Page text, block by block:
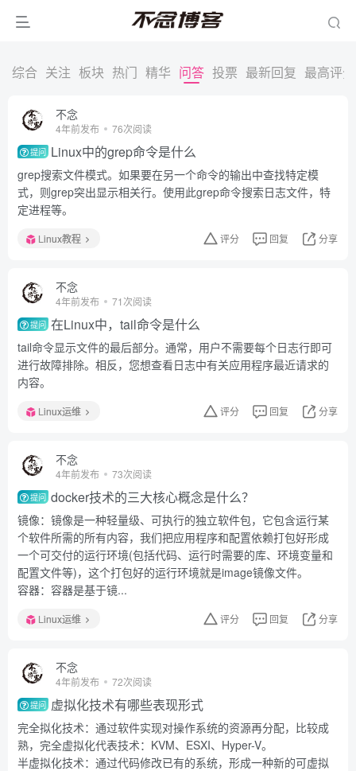
综合 关注 板块 热门 精华 问答 投票 最新回复 最高评分
不念
4年前发布 76次阅读
提问 Linux中的grep命令是什么
grep搜索文件模式。如果要在另一个命令的输出中查找特定模
式，则grep突出显示相关行。使用此grep命令搜索日志文件，特
定进程等。
Linux教程 评分 回复 分享
不念
4年前发布 71次阅读
提问 在Linux中，tail命令是什么
tail命令显示文件的最后部分。通常，用户不需要每个日志行即可
进行故障排除。相反，您想查看日志中有关应用程序最近请求的
内容。
Linux运维 评分 回复 分享
不念
4年前发布 73次阅读
提问 docker技术的三大核心概念是什么？
镜像：镜像是一种轻量级、可执行的独立软件包，它包含运行某
个软件所需的所有内容，我们把应用程序和配置依赖打包好形成
一个可交付的运行环境(包括代码、运行时需要的库、环境变量和
配置文件等)，这个打包好的运行环境就是image镜像文件。
容器：容器是基于镜...
Linux运维 评分 回复 分享
不念
4年前发布 72次阅读
提问 虚拟化技术有哪些表现形式
完全拟化技术：通过软件实现对操作系统的资源再分配，比较成
熟，完全虚拟化代表技术：KVM、ESXI、Hyper-V。
半虚拟化技术：通过代码修改已有的系统，形成一种新的可虚拟